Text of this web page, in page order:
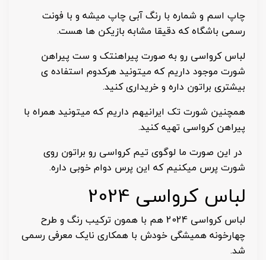
چاپ اسم و شماره با رنگ آبی چاپ میشه و با فونت
رسمی باشگاه که دقیقا مشابه بازیکن ها هست.
لباس کرواسی رو به صورت پیراهنتک و ست پیراهن
شورت موجود داریم که میتونید هرکدوم استفاده ی
بیشتری براتون داره و خریداری کنید.
همچنین شورت تک ایرانیهم داریم که میتونید همراه با
پیراهن کرواسی تهیه کنید.
در این صورت ما لوگوی تیم کرواسی رو براتون روی
شورت پرس میکنیم که این پرس دوام خوبی داره.
لباس کرواسی 2024
لباس کرواسی 2024 هم با همون ترکیب رنگ و طرح
چهارخونه همیشگی خودش با همکاری نایک معرفی رسمی
شد.